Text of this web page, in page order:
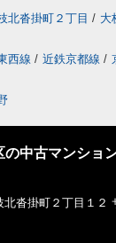
北沓掛町２丁目 / 大
西線 / 近鉄京都線 /
の中古マンショ
沓掛町２丁目１２